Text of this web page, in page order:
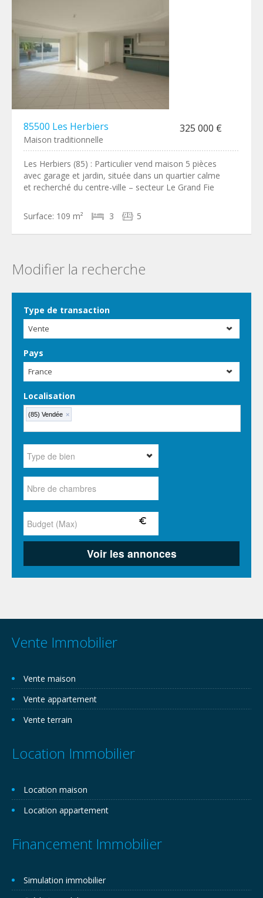
85500 Les Herbiers 325 000 €
Maison traditionnelle
Les Herbiers (85) : Particulier vend maison 5 pièces
avec garage et jardin, située dans un quartier calme
et recherché du centre-ville – secteur Le Grand Fie
Surface: 109 m² 3 5
Modifier la recherche
Type de transaction
Vente
Pays
France
Localisation
(85) Vendée ×
Vente Immobilier
Vente maison
Vente appartement
Vente terrain
Location Immobilier
Location maison
Location appartement
Financement Immobilier
Simulation immobilier